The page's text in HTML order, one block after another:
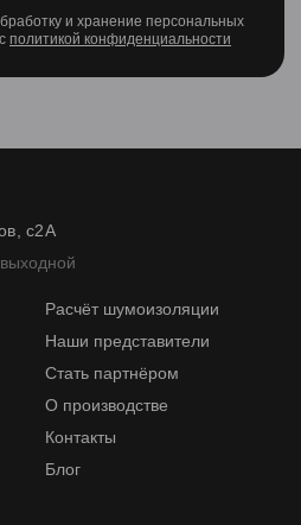
и хранение персональных
политикой конфиденциальности
с2А
Расчёт шумоизоляции
Наши представители
Стать партнёром
О производстве
Контакты
Блог